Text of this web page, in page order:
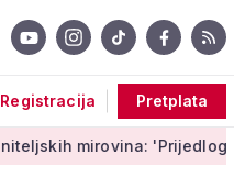
Registracija Pretplata
'Prijedlog Možemo!